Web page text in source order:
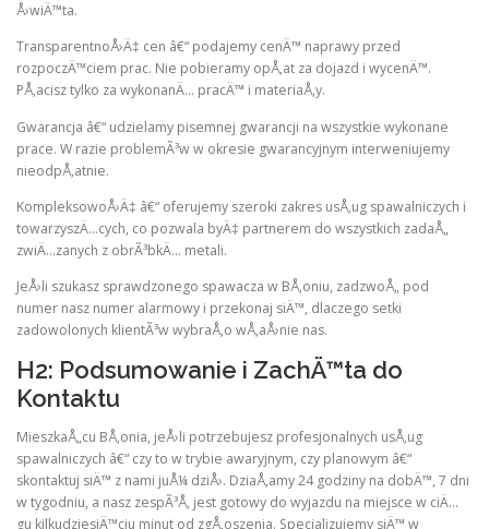
Å›wiÄ™ta.
TransparentnoÅ›Ä‡ cen â€“ podajemy cenÄ™ naprawy przed
rozpoczÄ™ciem prac. Nie pobieramy opÅ‚at za dojazd i wycenÄ™.
PÅ‚acisz tylko za wykonanÄ… pracÄ™ i materiaÅ‚y.
Gwarancja â€“ udzielamy pisemnej gwarancji na wszystkie wykonane
prace. W razie problemÃ³w w okresie gwarancyjnym interweniujemy
nieodpÅ‚atnie.
KompleksowoÅ›Ä‡ â€“ oferujemy szeroki zakres usÅ‚ug spawalniczych i
towarzyszÄ…cych, co pozwala byÄ‡ partnerem do wszystkich zadaÅ„
zwiÄ…zanych z obrÃ³bkÄ… metali.
JeÅ›li szukasz sprawdzonego spawacza w BÅ‚oniu, zadzwoÅ„ pod
numer nasz numer alarmowy i przekonaj siÄ™, dlaczego setki
zadowolonych klientÃ³w wybraÅ‚o wÅ‚aÅ›nie nas.
H2: Podsumowanie i ZachÄ™ta do
Kontaktu
MieszkaÅ„cu BÅ‚onia, jeÅ›li potrzebujesz profesjonalnych usÅ‚ug
spawalniczych â€“ czy to w trybie awaryjnym, czy planowym â€“
skontaktuj siÄ™ z nami juÅ¼ dziÅ›. DziaÅ‚amy 24 godziny na dobÄ™, 7 dni
w tygodniu, a nasz zespÃ³Å‚ jest gotowy do wyjazdu na miejsce w ciÄ…
gu kilkudziesiÄ™ciu minut od zgÅ‚oszenia. Specjalizujemy siÄ™ w